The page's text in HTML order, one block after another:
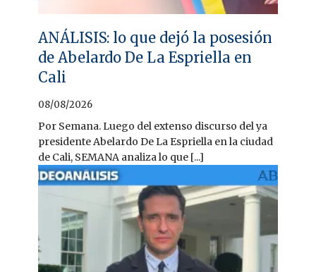
ANÁLISIS: lo que dejó la posesión
de Abelardo De La Espriella en
Cali
08/08/2026
Por Semana. Luego del extenso discurso del ya
presidente Abelardo De La Espriella en la ciudad
de Cali, SEMANA analiza lo que [...]